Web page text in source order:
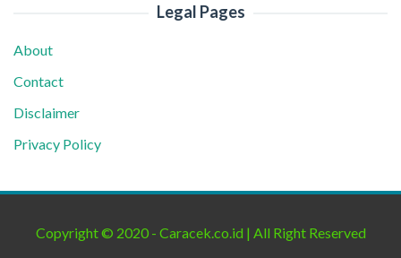
Legal Pages
About
Contact
Disclaimer
Privacy Policy
Copyright © 2020 - Caracek.co.id | All Right Reserved